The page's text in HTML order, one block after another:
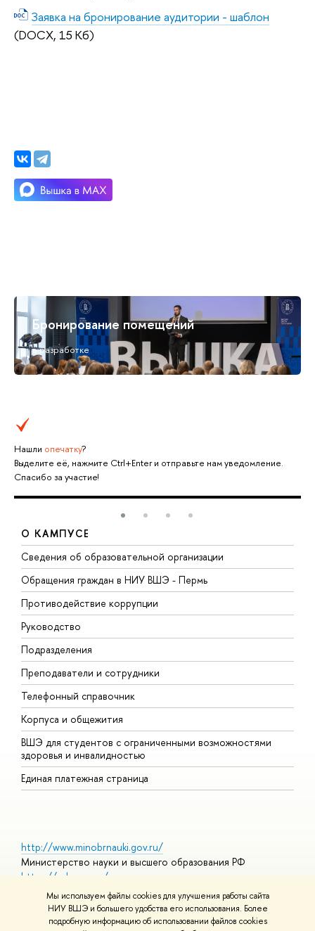
Мы используем файлы cookies для улучшения работы сайта
НИУ ВШЭ и большего удобства его использования. Более
подробную информацию об использовании файлов cookies
Бронирование помещений
в разработке
Нашли опечатку?
Выделите её, нажмите Ctrl+Enter и отправьте нам уведомление.
Спасибо за участие!
Заявка на бронирование аудитории - шаблон
(DOCX, 15 Кб)
О КАМПУСЕ
Сведения об образовательной организации
Обращения граждан в НИУ ВШЭ - Пермь
Противодействие коррупции
Руководство
Подразделения
Преподаватели и сотрудники
Телефонный справочник
Корпуса и общежития
ВШЭ для студентов с ограниченными возможностями
здоровья и инвалидностью
Единая платежная страница
http://www.minobrnauki.gov.ru/
Министерство науки и высшего образования РФ
https://edu.gov.ru/
Министерство просвещения РФ
https://elearning.hse.ru/mooc
Массовые открытые онлайн-курсы